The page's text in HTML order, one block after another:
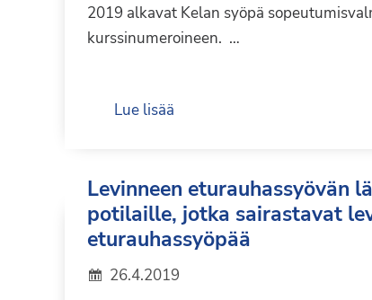
2019 alkavat Kelan syöpä
kurssinumeroineen. …
Lue lisää
Levinneen eturauhassyövän
potilaille, jotka sairastavat
eturauhassyöpää
26.4.2019